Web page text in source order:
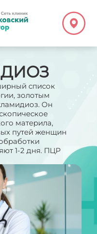
список
золотым
Он
материла,
путей женщин
1-2 дня. ПЦР